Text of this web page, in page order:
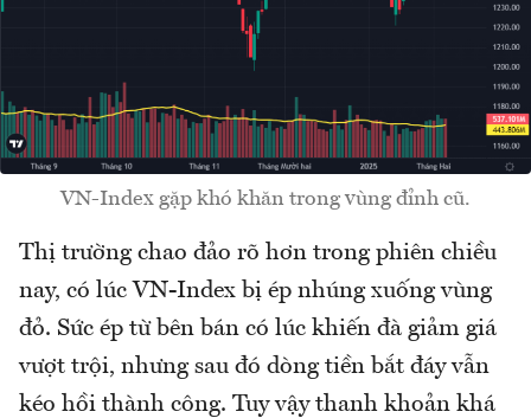
VN-Index gặp khó khăn trong vùng đỉnh cũ.
Thị trường chao đảo rõ hơn trong phiên chiều
nay, có lúc VN-Index bị ép nhúng xuống vùng
đỏ. Sức ép từ bên bán có lúc khiến đà giảm giá
vượt trội, nhưng sau đó dòng tiền bắt đáy vẫn
kéo hồi thành công. Tuy vậy thanh khoản khá